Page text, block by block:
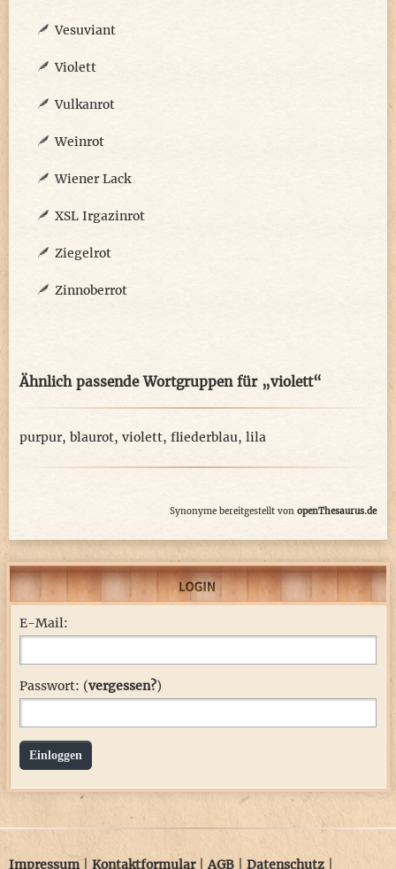
Vesuviant
Violett
Vulkanrot
Weinrot
Wiener Lack
XSL Irgazinrot
Ziegelrot
Zinnoberrot
Ähnlich passende Wortgruppen für „violett“
purpur, blaurot, violett, fliederblau, lila
Synonyme bereitgestellt von openThesaurus.de
E-Mail:
Passwort: (vergessen?)
Einloggen
Impressum| Kontaktformular|AGB Datenschutz